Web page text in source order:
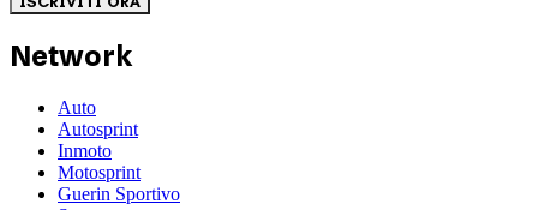
Network
Auto
Autosprint
Inmoto
Motosprint
Guerin Sportivo